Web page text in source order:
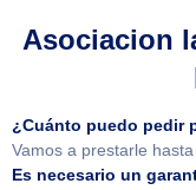
Asociacion
¿Cuánto puedo pedir
Vamos a prestarle
Es necesario un